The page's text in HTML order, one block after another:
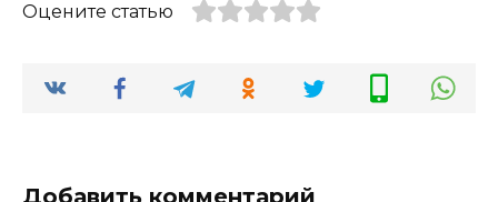
Оцените статью
Добавить комментарий